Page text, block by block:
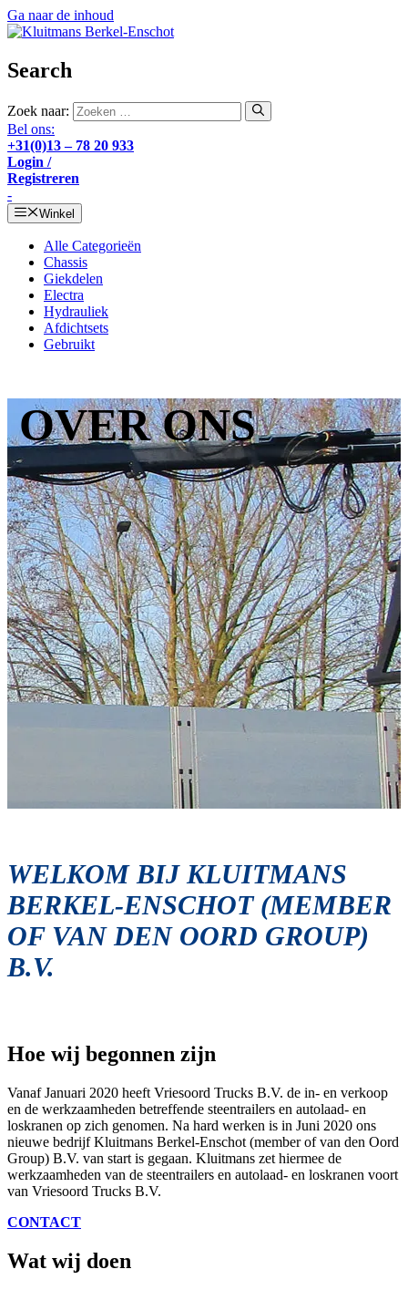
Ga naar de inhoud
Search
Zoek naar:
Bel ons:
+31(0)13 – 78 20 933
Login /
Registreren
-
Winkel
Alle Categorieën
Chassis
Giekdelen
Electra
Hydrauliek
Afdichtsets
Gebruikt
OVER ONS
WELKOM BIJ KLUITMANS
BERKEL-ENSCHOT (MEMBER
OF VAN DEN OORD GROUP)
B.V.
Hoe wij begonnen zijn
Vanaf Januari 2020 heeft Vriesoord Trucks B.V. de in- en verkoop
en de werkzaamheden betreffende steentrailers en autolaad- en
loskranen op zich genomen. Na hard werken is in Juni 2020 ons
nieuwe bedrijf Kluitmans Berkel-Enschot (member of van den Oord
Group) B.V. van start is gegaan. Kluitmans zet hiermee de
werkzaamheden van de steentrailers en autolaad- en loskranen voort
van Vriesoord Trucks B.V.
CONTACT
Wat wij doen